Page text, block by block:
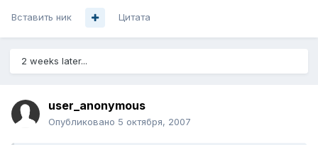
Вставить ник Цитата
2 weeks later...
user_anonymous
Опубликовано 5 октября, 2007